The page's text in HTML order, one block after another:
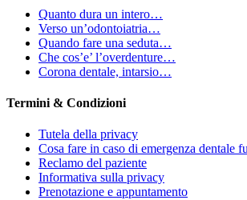
Quanto dura un intero…
Verso un’odontoiatria…
Quando fare una seduta…
Che cos’e’ l’overdenture…
Corona dentale, intarsio…
Termini & Condizioni
Tutela della privacy
Cosa fare in caso di emergenza dentale
Reclamo del paziente
Informativa sulla privacy
Prenotazione e appuntamento